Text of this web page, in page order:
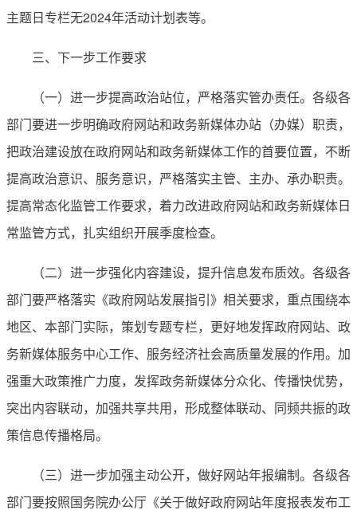
主题日专栏无2024年活动计划表等。
三、下一步工作要求
（一）进一步提高政治站位，严格落实管办责任。各级各
部门要进一步明确政府网站和政务新媒体办站（办媒）职责，
把政治建设放在政府网站和政务新媒体工作的首要位置，不断
提高政治意识、服务意识，严格落实主管、主办、承办职责。
提高常态化监管工作要求，着力改进政府网站和政务新媒体日
常监管方式，扎实组织开展季度检查。
（二）进一步强化内容建设，提升信息发布质效。各级各
部门要严格落实《政府网站发展指引》相关要求，重点围绕本
地区、本部门实际，策划专题专栏，更好地发挥政府网站、政
务新媒体服务中心工作、服务经济社会高质量发展的作用。加
强重大政策推广力度，发挥政务新媒体分众化、传播快优势，
突出内容联动，加强共享共用，形成整体联动、同频共振的政
策信息传播格局。
（三）进一步加强主动公开，做好网站年报编制。各级各
部门要按照国务院办公厅《关于做好政府网站年度报表发布工